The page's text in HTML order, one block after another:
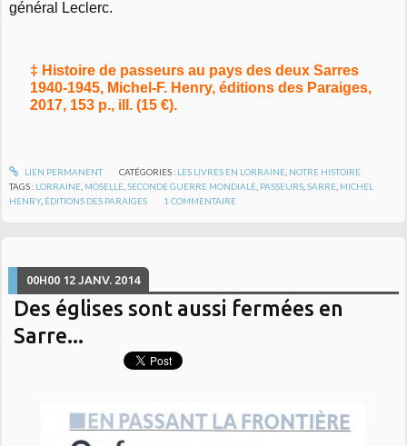
général Leclerc.
‡ Histoire de passeurs au pays des deux Sarres
1940-1945, Michel-F. Henry, éditions des Paraiges,
2017, 153 p., ill. (15 €).
LIEN PERMANENT CATÉGORIES : LES LIVRES EN LORRAINE, NOTRE HISTOIRE
TAGS : LORRAINE MOSELLE ,SECONDE GUERRE MONDIALE PASSEURS ,SARRE MICHEL
HENRY, ÉDITIONS DES PARAIGES 1 COMMENTAIRE
00H00 12 JANV. 2014
Des églises sont aussi fermées en
Sarre...